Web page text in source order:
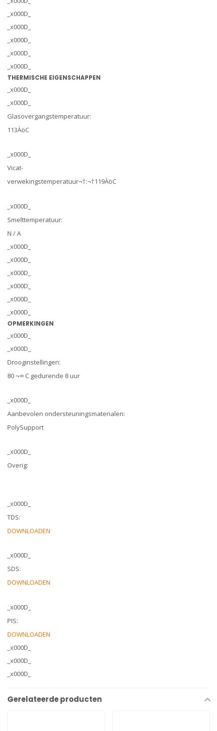
_x000D_
_x000D_
_x000D_
_x000D_
_x000D_
THERMISCHE EIGENSCHAPPEN
_x000D_
_x000D_
Glasovergangstemperatuur:
113ÀöC
_x000D_
Vicat-
verwekingstemperatuur¬†:¬†119ÀöC
_x000D_
Smelttemperatuur:
N / A
_x000D_
_x000D_
_x000D_
_x000D_
_x000D_
_x000D_
OPMERKINGEN
_x000D_
_x000D_
Drooginstellingen:
80 ¬∞ C gedurende 8 uur
_x000D_
Aanbevolen ondersteuningsmaterialen:
PolySupport
_x000D_
Overig:
_x000D_
TDS:
DOWNLOADEN
_x000D_
SDS:
DOWNLOADEN
_x000D_
PIS:
DOWNLOADEN
_x000D_
_x000D_
_x000D_
Gerelateerde producten